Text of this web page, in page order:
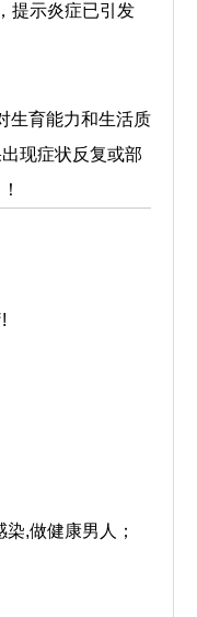
示炎症已引发
育能力和生活质
现症状反复或部
,做健康男人；